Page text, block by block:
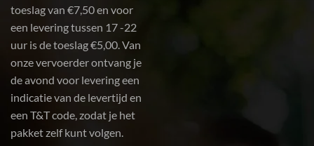
toeslag van €7,50 en voor
een levering tussen 17 -22
uur is de toeslag €5,00. Van
onze vervoerder ontvang je
de avond voor levering een
indicatie van de levertijd en
een T&T code, zodat je het
pakket zelf kunt volgen.